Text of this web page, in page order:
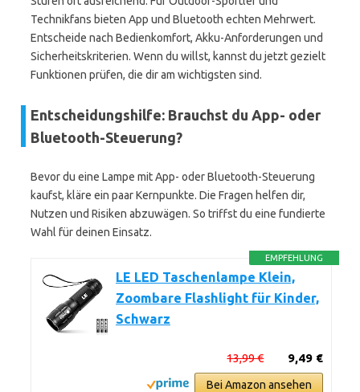
Technikfans bieten App und Bluetooth echten Mehrwert.
Entscheide nach Bedienkomfort, Akku-Anforderungen und
Sicherheitskriterien. Wenn du willst, kannst du jetzt gezielt
Funktionen prüfen, die dir am wichtigsten sind.
Entscheidungshilfe: Brauchst du App- oder
Bluetooth-Steuerung?
Bevor du eine Lampe mit App- oder Bluetooth-Steuerung
kaufst, kläre ein paar Kernpunkte. Die Fragen helfen dir,
Nutzen und Risiken abzuwägen. So triffst du eine fundierte
Wahl für deinen Einsatz.
EMPFEHLUNG
LE LED Taschenlampe Klein,
Zoombare Flashlight für Kinder,
Schwarz
9,49 €
13,99 €
Bei Amazon ansehen